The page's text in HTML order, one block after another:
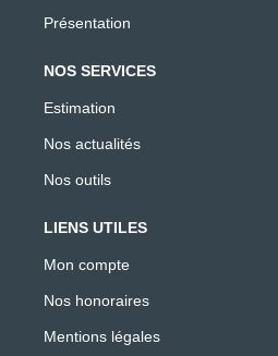
Présentation
NOS SERVICES
Estimation
Nos actualités
Nos outils
LIENS UTILES
Mon compte
Nos honoraires
Mentions légales